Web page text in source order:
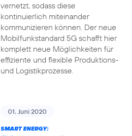
vernetzt, sodass diese
kontinuierlich miteinander
kommunizieren können. Der neue
Mobilfunkstandard 5G schafft hier
komplett neue Möglichkeiten für
effiziente und flexible Produktions-
und Logistikprozesse.
01. Juni 2020
SMART ENERGY: